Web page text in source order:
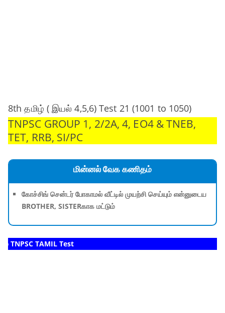
8th தமிழ் ( இயல் 4,5,6) Test 21 (1001 to 1050)
TNPSC GROUP 1, 2/2A, 4, EO4 & TNEB,
TET, RRB, SI/PC
மின்னல் வேக கணிதம்
கோச்சிங் சென்டர் போகாமல் வீட்டில் முயற்சி செய்யும் என்னுடைய
BROTHER, SISTERகாக மட்டும்
TAMIL Test